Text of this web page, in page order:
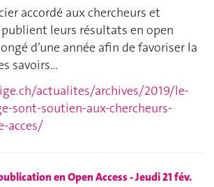
accordé aux chercheurs et
leurs résultats en open
d’une année afin de favoriser la
savoirs…
actualites/archives/2019/le-
sont-soutien-aux-chercheurs-
acces/
en Open Access - Jeudi 21 fév.